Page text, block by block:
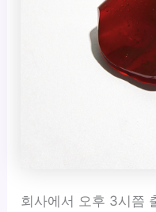
회사에서 오후 3시쯤